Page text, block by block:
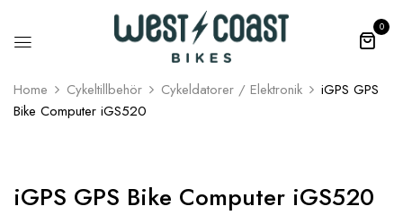
0
Home Cykeltillbehör Cykeldatorer / Elektronik
iGPS GPS
Bike Computer iGS520
iGPS GPS Bike Computer iGS520